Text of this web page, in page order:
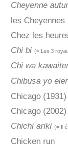
Cheyenne
les Cheyennes
Chez les
Chi bi (= Les 3
Chi wa
Chibusa yo
Chicago (1931)
Chicago (2002)
Chichi ariki (= Il
Chicken run